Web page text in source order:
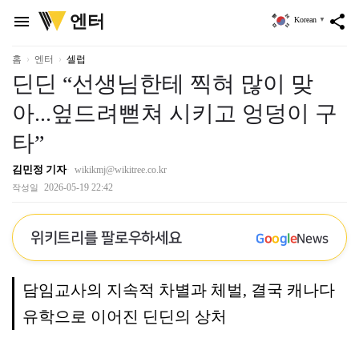
menu
위
키
리
엔터 share
Korean ▼
홈 엔터 셀럽
딘딘 “선생님한테 찍혀 많이 맞
아...엎드려뻗쳐 시키고 엉덩이 구
타”
김민정 기자 wikikmj@wikitree.co.kr
작성일 2026-05-19 22:42
위키트리를 팔로우하세요 GoogleNews
담임교사의 지속적 차별과 체벌, 결국 캐나다
유학으로 이어진 딘딘의 상처